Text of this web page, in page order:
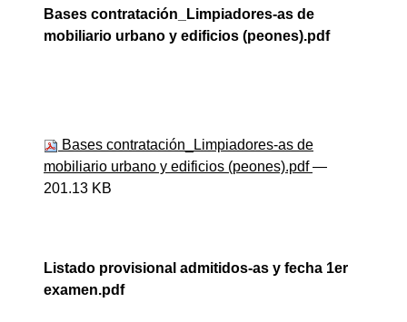
Bases contratación_Limpiadores-as de
mobiliario urbano y edificios (peones).pdf
Bases contratación_Limpiadores-as de
mobiliario urbano y edificios (peones).pdf—
201.13 KB
Listado provisional admitidos-as y fecha 1er
examen.pdf